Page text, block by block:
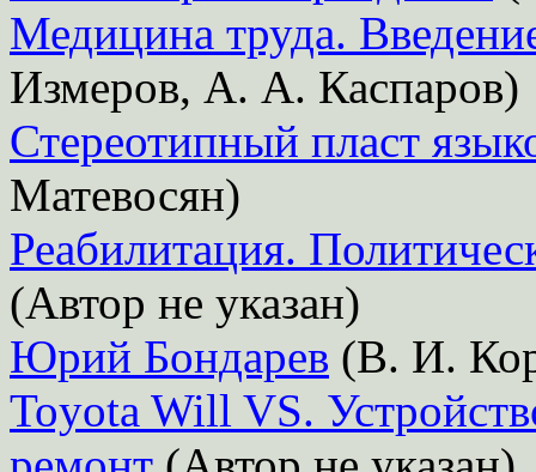
Медицина труда.
Измеров, А. А. Каспаров)
Стереотипный пласт
Матевосян)
Реабилитация.
(Автор не указан)
Юрий Бондарев (В. И.
Toyota Will VS.